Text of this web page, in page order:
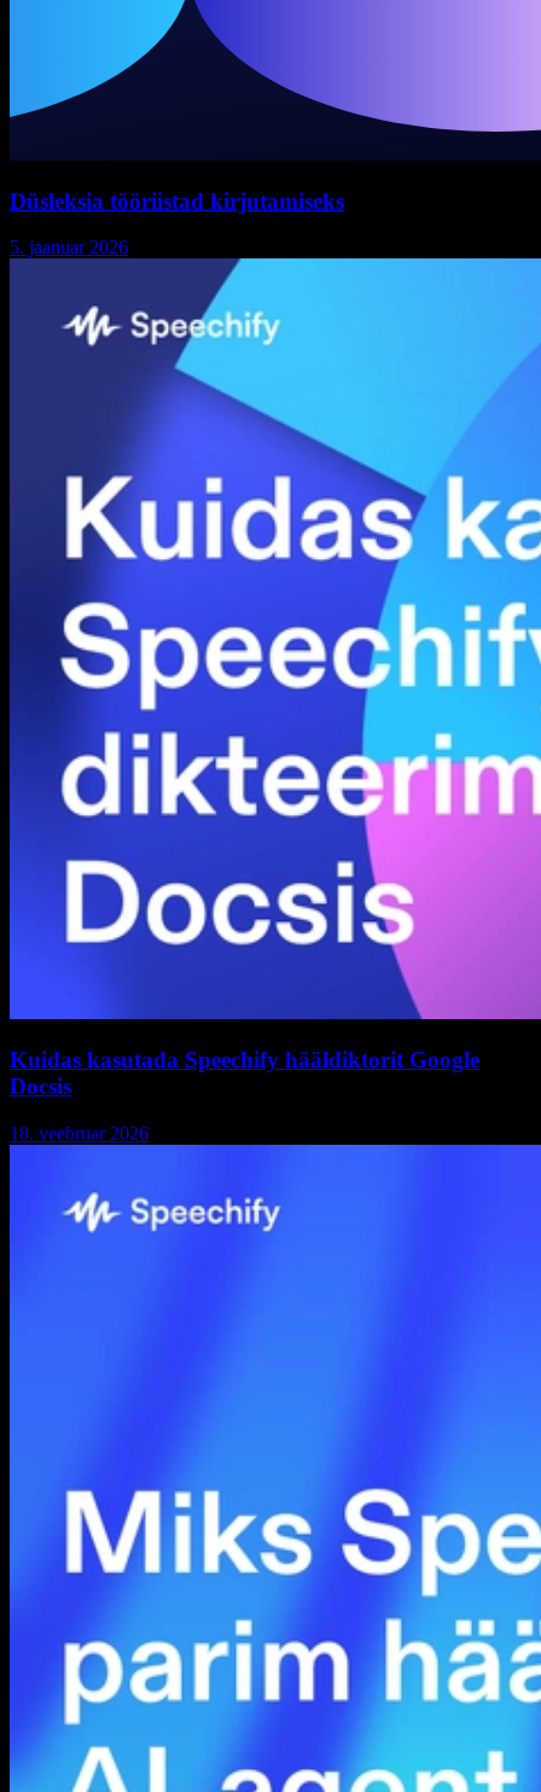
Düsleksia tööriistad kirjutamiseks
5. jaanuar 2026
Kuidas kasutada Speechify hääldiktorit Google
Docsis
18. veebruar 2026